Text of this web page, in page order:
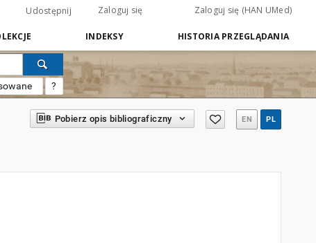
Udostępnij Zaloguj się Zaloguj się (HAN UMed)
INDEKSY HISTORIA PRZEGLĄDANIA
?
Pobierz opis bibliograficzny EN PL